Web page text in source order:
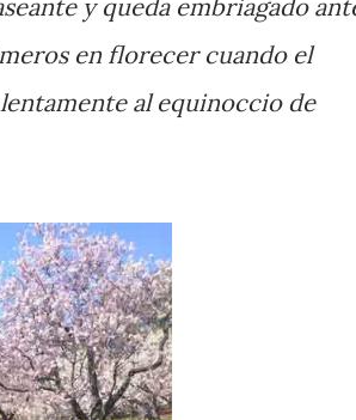
y queda embriagado
en florecer cuando el
al equinoccio de